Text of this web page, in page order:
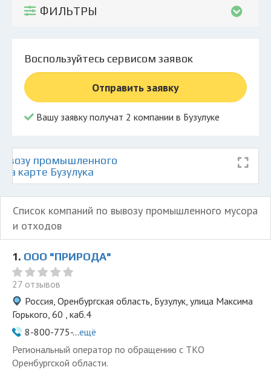
Личный кабинет
ФИЛЬТРЫ
Воспользуйтесь сервисом заявок
Отправить заявку
Вашу заявку получат 2 компании в Бузулуке
промышленного
карте Бузулука
Список компаний по вывозу промышленного мусора
и отходов
1. ООО "ПРИРОДА"
27 отзывов
Россия, Оренбургская область, Бузулук, улица Максима
Горького, 60 , каб.4
8-800-775-...ещё
Региональный оператор по обращению с ТКО
Оренбургской области.